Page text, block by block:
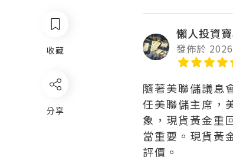
懶人投資
發佈於
隨著美聯儲議息
任美聯儲主席，
象，現貨黃金重
當重要。現貨黃
評價。
收藏
分享